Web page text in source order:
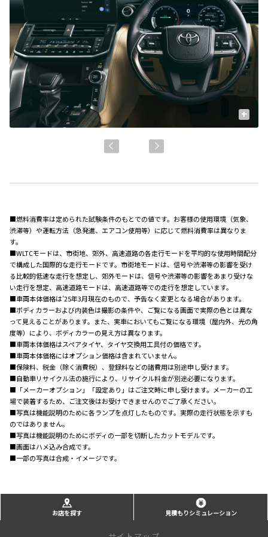
+
■燃料消費率は定められた試験条件のもとでの値です。お客様の使用環境（気象、
渋滞等）や運転方法（急発進、エアコン使用等）に応じて燃料消費率は異なりま
す。
■WLTCモードは、市街地、郊外、高速道路の各走行モードを平均的な使用時間配分
で構成した国際的な走行モードです。市街地モードは、信号や渋滞等の影響を受け
る比較的低速な走行を想定し、郊外モードは、信号や渋滞等の影響をあまり受けな
い走行を想定、高速道路モードは、高速道路等での走行を想定しています。
■車両本体価格は’25年3月現在のもので、予告なく変更となる場合があります。
■ボディカラーおよび内装色は撮影の条件や、ご覧になる画面で実際の色とは異な
って見えることがあります。また、実車においてもご覧になる環境（屋内外、光の角
度等）により、ボディカラーの見え方は異なります。
■車両本体価格はスペアタイヤ、タイヤ交換用工具付の価格です。
■車両本体価格にはオプション価格は含まれていません。
■保険料、税金（除く消費税）、登録料などの諸費用は別途申し受けます。
■自動車リサイクル法の施行により、リサイクル料金が別途必要になります。
■「メーカーオプション」「設定あり」はご注文時に申し受けます。メーカーの工
場で装着するため、ご注文後はお受けできませんのでご了承ください。
■写真は機能説明のために各ランプを点灯したものです。実際の走行状態を示すも
のではありません。
■写真は機能説明のためにボディの一部を切断したカットモデルです。
■画面はハメ込み合成です。
■一部の写真は合成・イメージです。
お店を探す 見積もりシミュレーション